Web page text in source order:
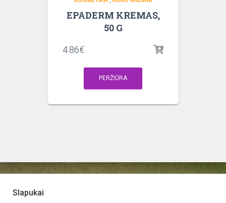
EPADERM KREMAS,
50 G
4.86€
PERŽIŪRA
Slapukai